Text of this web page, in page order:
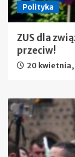
Polityka
ZUS dla
przeciw!
20